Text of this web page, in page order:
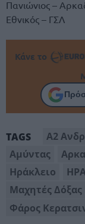
Πανιώνιος –
Εθνικός – ΓΣΛ
Κάνε το
TAGS Α2
Αμύντας
Ηράκλειο
Μαχητές
Φάρος